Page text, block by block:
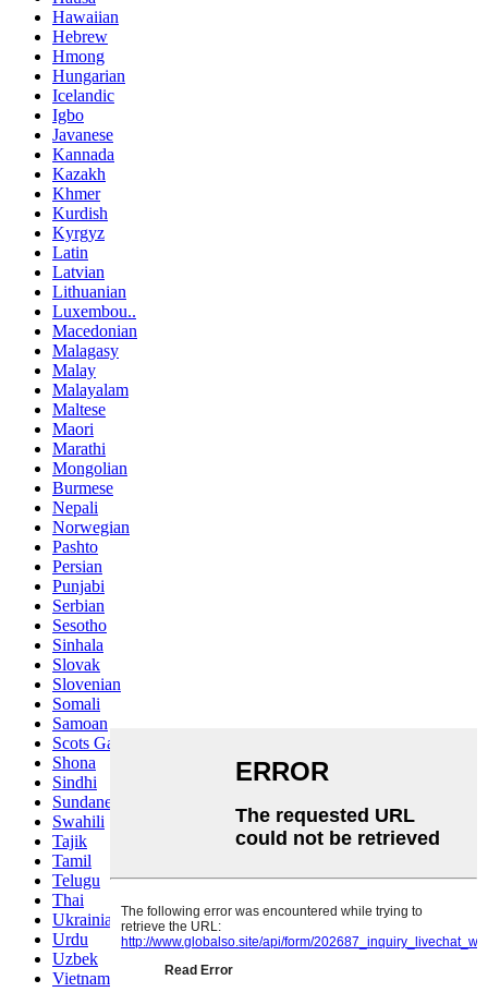
Hawaiian
Hebrew
Hmong
Hungarian
Icelandic
Igbo
Javanese
Kannada
Kazakh
Khmer
Kurdish
Kyrgyz
Latin
Latvian
Lithuanian
Luxembou..
Macedonian
Malagasy
Malay
Malayalam
Maltese
Maori
Marathi
Mongolian
Burmese
Nepali
Norwegian
Pashto
Persian
Punjabi
Serbian
Sesotho
Sinhala
Slovak
Slovenian
Somali
Samoan
Scots Gaelic
Shona
Sindhi
Sundanese
Swahili
Tajik
Tamil
Telugu
Thai
Ukrainian
Urdu
Uzbek
Vietnamese